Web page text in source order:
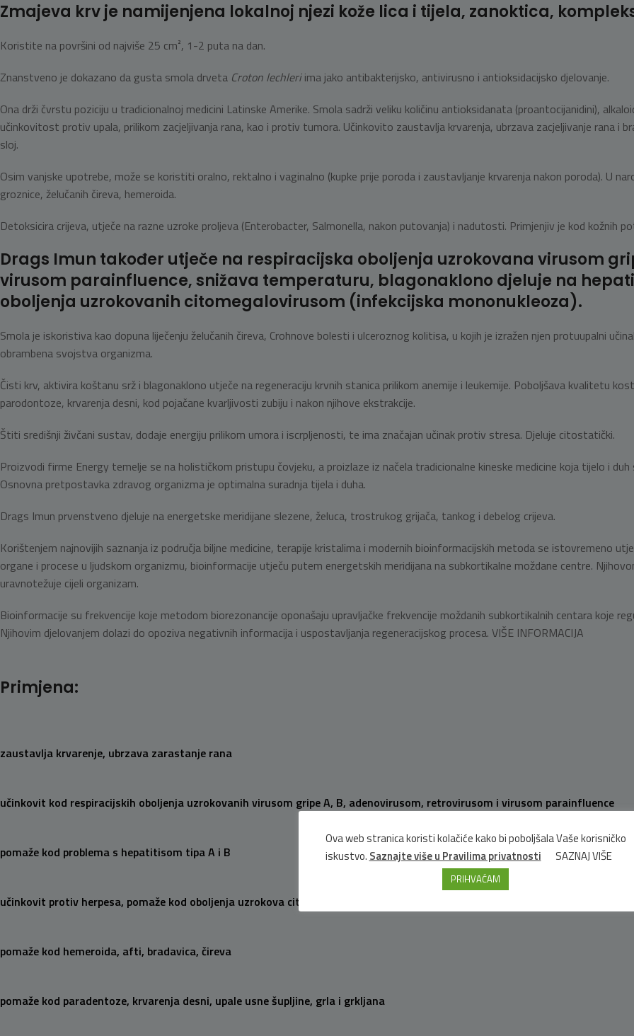
Zmajeva krv je namijenjena lokalnoj njezi kože lica i tijela, zanoktica,
Koristite na površini od najviše 25 cm², 1-2 puta na dan.
Znanstveno je dokazano da gusta smola drveta Croton lechleriima jako antibakterijsko, antivirusno i antioksidacijsko djelovanje.
Ona drži čvrstu poziciju u tradicionalnoj medicini Latinske Amerike. Smola sadrži veliku količinu antioksidanata (proantocijanidini),
učinkovitost protiv upala, prilikom zacjeljivanja rana, kao i protiv tumora. Učinkovito zaustavlja krvarenja, ubrzava zacjeljivanje rana i
sloj.
Osim vanjske upotrebe, može se koristiti oralno, rektalno i vaginalno (kupke prije poroda i zaustavljanje krvarenja nakon poroda). U
groznice, želučanih čireva, hemeroida.
Detoksicira crijeva, utječe na razne uzroke proljeva (Enterobacter, Salmonella, nakon putovanja) i nadutosti. Primjenjiv je kod kožnih
Drags Imun također utječe na respiracijska oboljenja uzrokovana virusom
virusom parainfluence, snižava temperaturu, blagonaklono djeluje na
oboljenja uzrokovanih citomegalovirusom (infekcijska mononukleoza).
Smola je iskoristiva kao dopuna liječenju želučanih čireva, Crohnove bolesti i ulceroznog kolitisa, u kojih je izražen njen protuupalni
obrambena svojstva organizma.
Čisti krv, aktivira koštanu srž i blagonaklono utječe na regeneraciju krvnih stanica prilikom anemije i leukemije. Poboljšava kvalitetu
parodontoze, krvarenja desni, kod pojačane kvarljivosti zubiju i nakon njihove ekstrakcije.
Štiti središnji živčani sustav, dodaje energiju prilikom umora i iscrpljenosti, te ima značajan učinak protiv stresa. Djeluje citostatički.
Proizvodi firme Energy temelje se na holističkom pristupu čovjeku, a proizlaze iz načela tradicionalne kineske medicine koja tijelo i
Osnovna pretpostavka zdravog organizma je optimalna suradnja tijela i duha.
Drags Imun prvenstveno djeluje na energetske meridijane slezene, želuca, trostrukog grijača, tankog i debelog crijeva.
Korištenjem najnovijih saznanja iz područja biljne medicine, terapije kristalima i modernih bioinformacijskih metoda se istovremeno
organe i procese u ljudskom organizmu, bioinformacije utječu putem energetskih meridijana na subkortikalne moždane centre.
uravnotežuje cijeli organizam.
Bioinformacije su frekvencije koje metodom biorezonancije oponašaju upravljačke frekvencije moždanih subkortikalnih centara koje
Njihovim djelovanjem dolazi do opoziva negativnih informacija i uspostavljanja regeneracijskog procesa. VIŠE INFORMACIJA
Primjena:
zaustavlja krvarenje, ubrzava zarastanje rana
učinkovit kod respiracijskih oboljenja uzrokovanih virusom gripe A, B, adenovirusom, retrovirusom i virusom parainfluence
pomaže kod problema s hepatitisom tipa A i B
učinkovit protiv herpesa, pomaže kod oboljenja uzrokova citomegalovirusom
pomaže kod hemeroida, afti, bradavica, čireva
pomaže kod paradentoze, krvarenja desni, upale usne šupljine, grla i grkljana
Ova web stranica koristi kolačiće kako bi poboljšala Vaše korisničko
iskustvo. Saznajte više u Pravilima privatnosti SAZNAJ VIŠE
PRIHVAĆAM